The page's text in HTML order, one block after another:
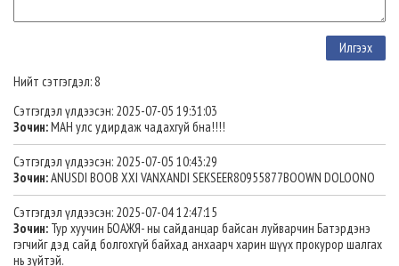
Нийт сэтгэгдэл: 8
Сэтгэгдэл үлдээсэн: 2025-07-05 19:31:03
Зочин:МАН улс удирдаж чадахгуй бна!!!!
Сэтгэгдэл үлдээсэн: 2025-07-05 10:43:29
Зочин:ANUSDI BOOB XXI VANXANDI SEKSEER80955877BOOWN DOLOONO
Сэтгэгдэл үлдээсэн: 2025-07-04 12:47:15
Зочин: Тур хуучин БОАЖЯ- ны сайданцар байсан луйварчин Батэрдэнэ
гэгчийг дэд сайд болгохгүй байхад анхаарч харин шүүх прокурор шалгах
нь зүйтэй.